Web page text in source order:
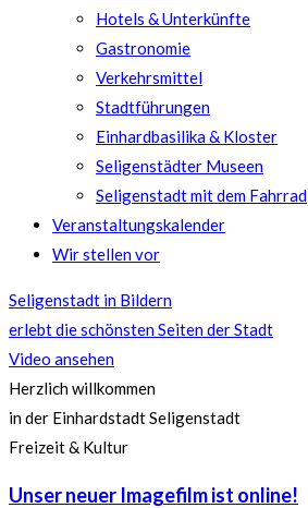
Hotels & Unterkünfte
Gastronomie
Verkehrsmittel
Stadtführungen
Einhardbasilika & Kloster
Seligenstädter Museen
Seligenstadt mit dem Fahrrad
Veranstaltungskalender
Wir stellen vor
Seligenstadt in Bildern
erlebt die schönsten Seiten der Stadt
Video ansehen
Herzlich willkommen
in der Einhardstadt Seligenstadt
Freizeit & Kultur
Unser neuer Imagefilm ist online!